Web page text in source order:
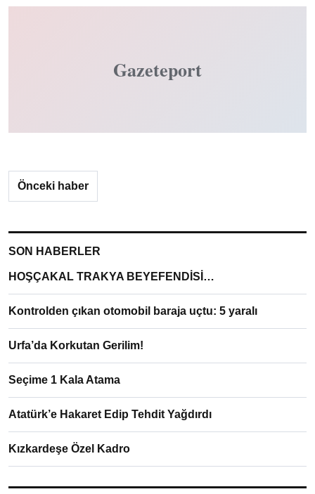
Gazeteport
Önceki haber
SON HABERLER
HOŞÇAKAL TRAKYA BEYEFENDİSİ…
Kontrolden çıkan otomobil baraja uçtu: 5 yaralı
Urfa’da Korkutan Gerilim!
Seçime 1 Kala Atama
Atatürk’e Hakaret Edip Tehdit Yağdırdı
Kızkardeşe Özel Kadro